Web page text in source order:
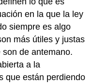
en la que la ley
siempre es algo
más útiles y justas
de antemano.
a la
que están perdiendo